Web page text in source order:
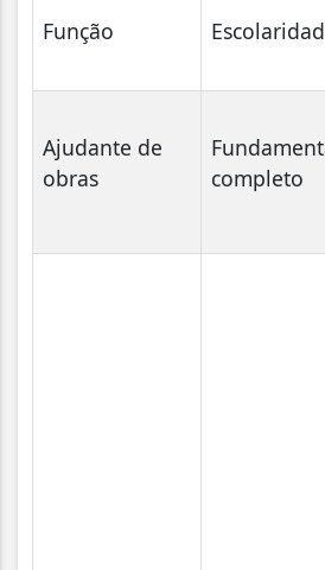
Função
Ajudante de
obras
completo